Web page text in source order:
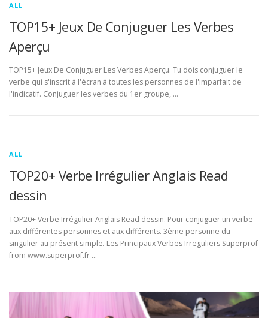
ALL
TOP15+ Jeux De Conjuguer Les Verbes
Aperçu
TOP15+ Jeux De Conjuguer Les Verbes Aperçu. Tu dois conjuguer le
verbe qui s'inscrit à l'écran à toutes les personnes de l'imparfait de
l'indicatif. Conjuguer les verbes du 1er groupe, …
ALL
TOP20+ Verbe Irrégulier Anglais Read
dessin
TOP20+ Verbe Irrégulier Anglais Read dessin. Pour conjuguer un verbe
aux différentes personnes et aux différents. 3ème personne du
singulier au présent simple. Les Principaux Verbes Irreguliers Superprof
from www.superprof.fr …